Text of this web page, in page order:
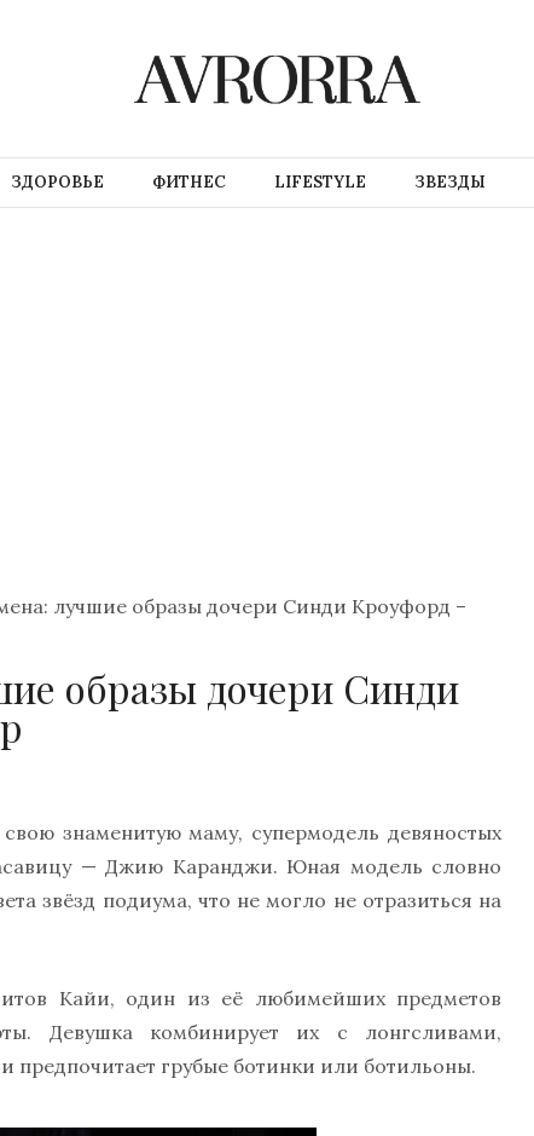
ЗДОРОВЬЕ ФИТНЕС LIFESTYLE ЗВЕЗДЫ
лучшие образы дочери Синди Кроуфорд –
образы дочери Синди
знаменитую маму, супермодель девяностых
— Джию Каранджи. Юная модель словно
звёзд подиума, что не могло не отразиться на
Кайи, один из её любимейших предметов
Девушка комбинирует их с лонгсливами,
предпочитает грубые ботинки или ботильоны.